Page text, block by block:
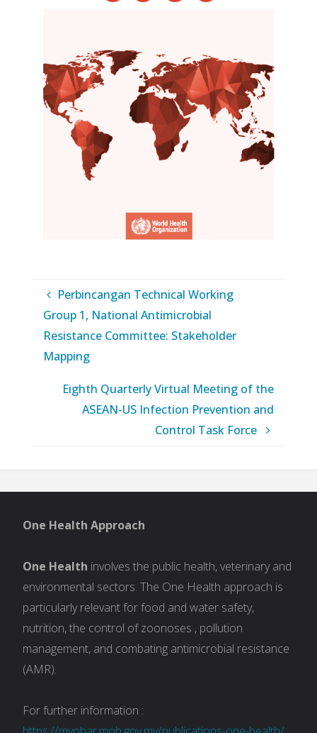
Perbincangan Technical Working
Group 1, National Antimicrobial
Resistance Committee: Stakeholder
Mapping
Eighth Quarterly Virtual Meeting of the
ASEAN-US Infection Prevention and
Control Task Force
One Health Approach
One Health involves the public health, veterinary and
environmental sectors. The One Health approach is
particularly relevant for food and water safety,
nutrition, the control of zoonoses , pollution
management, and combating antimicrobial resistance
(AMR).
For further information :